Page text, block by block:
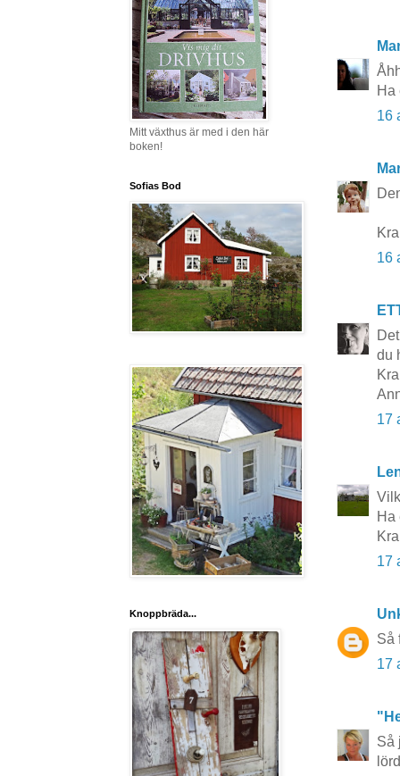
Ha
16
16
du
17
Ha
17
Så
17
Så
Mitt växthus är med i den här
boken!
Sofias Bod
Knoppbräda...